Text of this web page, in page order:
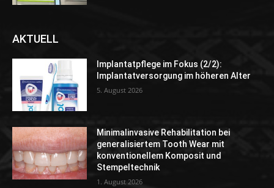
AKTUELL
Implantatpflege im Fokus (2/2):
Implantatversorgung im höheren Alter
5. August 2026
Minimalinvasive Rehabilitation bei
generalisiertem Tooth Wear mit
konventionellem Komposit und
Stempeltechnik
1. August 2026